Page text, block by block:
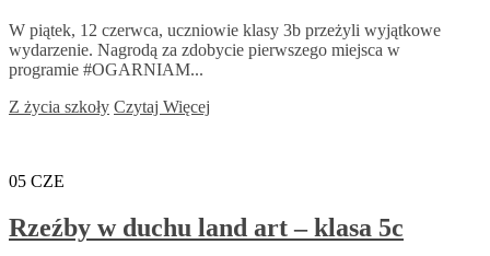
W piątek, 12 czerwca, uczniowie klasy 3b przeżyli wyjątkowe
wydarzenie. Nagrodą za zdobycie pierwszego miejsca w
programie #OGARNIAM...
Z życia szkoły Czytaj Więcej
05 CZE
Rzeźby w duchu land art – klasa 5c